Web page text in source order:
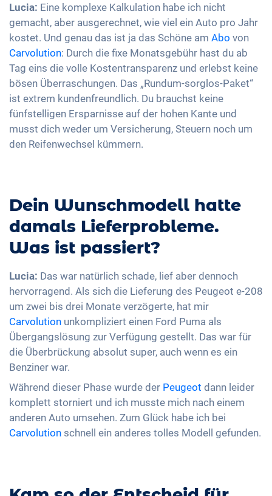
Lucia: Eine komplexe Kalkulation habe ich nicht
gemacht, aber ausgerechnet, wie viel ein Auto pro Jahr
kostet. Und genau das ist ja das Schöne am Abo von
Carvolution: Durch die fixe Monatsgebühr hast du ab
Tag eins die volle Kostentransparenz und erlebst keine
bösen Überraschungen. Das „Rundum-sorglos-Paket“
ist extrem kundenfreundlich. Du brauchst keine
fünfstelligen Ersparnisse auf der hohen Kante und
musst dich weder um Versicherung, Steuern noch um
den Reifenwechsel kümmern.
Dein Wunschmodell hatte
damals Lieferprobleme.
Was ist passiert?
Lucia: Das war natürlich schade, lief aber dennoch
hervorragend. Als sich die Lieferung des Peugeot e-208
um zwei bis drei Monate verzögerte, hat mir
Carvolution unkompliziert einen Ford Puma als
Übergangslösung zur Verfügung gestellt. Das war für
die Überbrückung absolut super, auch wenn es ein
Benziner war.
Während dieser Phase wurde der Peugeot dann leider
komplett storniert und ich musste mich nach einem
anderen Auto umsehen. Zum Glück habe ich bei
Carvolution schnell ein anderes tolles Modell gefunden.